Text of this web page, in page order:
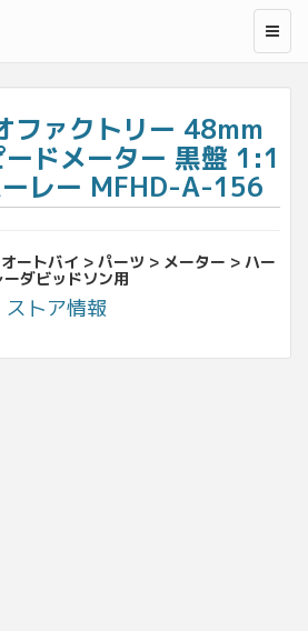
ファクトリー 48mm
ドメーター 黒盤 1:1
レー MFHD-A-156
ートバイ > パーツ > メーター > ハー
ーダビッドソン用
ストア情報